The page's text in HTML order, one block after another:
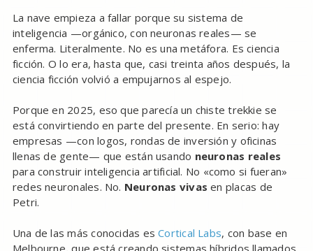
La nave empieza a fallar porque su sistema de
inteligencia —orgánico, con neuronas reales— se
enferma. Literalmente. No es una metáfora. Es ciencia
ficción. O lo era, hasta que, casi treinta años después, la
ciencia ficción volvió a empujarnos al espejo.
Porque en 2025, eso que parecía un chiste trekkie se
está convirtiendo en parte del presente. En serio: hay
empresas —con logos, rondas de inversión y oficinas
llenas de gente— que están usando neuronas reales
para construir inteligencia artificial. No «como si fueran»
redes neuronales. No. Neuronas vivas en placas de
Petri.
Una de las más conocidas esCortical Labs, con base en